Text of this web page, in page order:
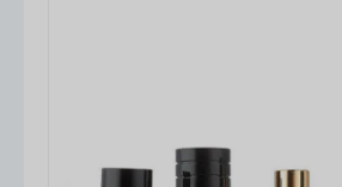
предназначен для парфюмерных
класса, [...]...